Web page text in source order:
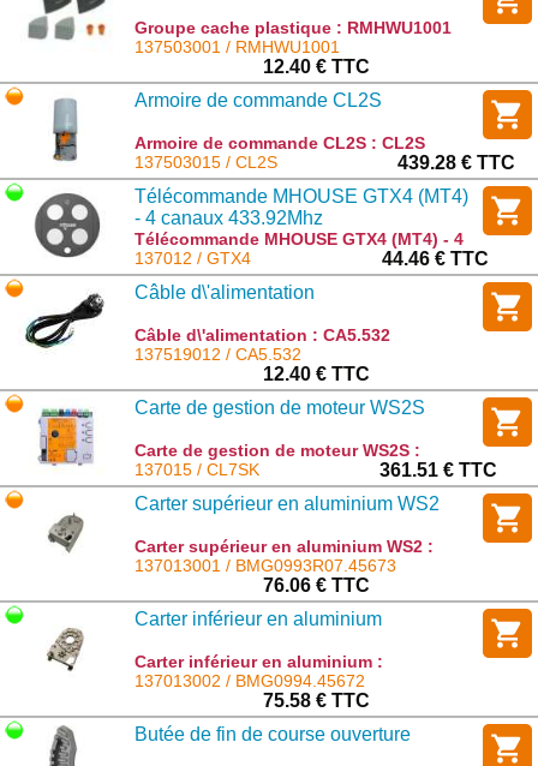
Groupe cache plastique : RMHWU1001
137503001 / RMHWU1001
12.40 € TTC
Armoire de commande CL2S
Armoire de commande CL2S : CL2S
137503015 / CL2S
439.28 € TTC
Télécommande MHOUSE GTX4 (MT4)
- 4 canaux 433.92Mhz
Télécommande MHOUSE GTX4 (MT4) - 4
canaux 433.92Mhz : GTX4
137012 / GTX4
44.46 € TTC
Câble d\'alimentation
Câble d\'alimentation : CA5.532
137519012 / CA5.532
12.40 € TTC
Carte de gestion de moteur WS2S
Carte de gestion de moteur WS2S :
CL7SK
137015 / CL7SK
361.51 € TTC
Carter supérieur en aluminium WS2
Carter supérieur en aluminium WS2 :
BMG0993R07.45673
137013001 / BMG0993R07.45673
76.06 € TTC
Carter inférieur en aluminium
Carter inférieur en aluminium :
BMG0994.45672
137013002 / BMG0994.45672
75.58 € TTC
Butée de fin de course ouverture